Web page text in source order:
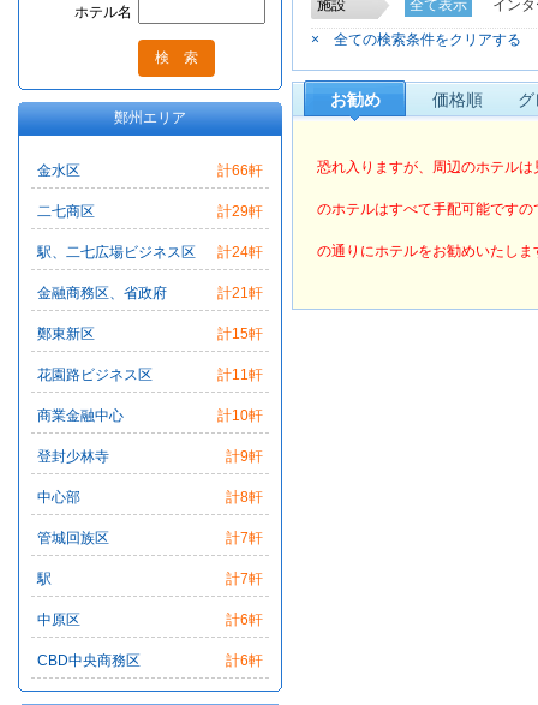
インターコンチネ
ビエンナ
グリ
施設 全て表示 イン
× 全ての検索条件をクリアする
お勧め 価格順
恐れ入りますが、周辺のホテル
のホテルはすべて手配可能です
の通りにホテルをお勧めいたしま
ホテル名
鄭州エリア
計66軒
金水区
計29軒
二七商区
計24軒
駅、二七広場ビジネス区
計21軒
金融商務区、省政府
計15軒
鄭東新区
計11軒
花園路ビジネス区
計10軒
商業金融中心
計9軒
登封少林寺
計8軒
中心部
計7軒
管城回族区
計7軒
駅
計6軒
中原区
計6軒
CBD中央商務区